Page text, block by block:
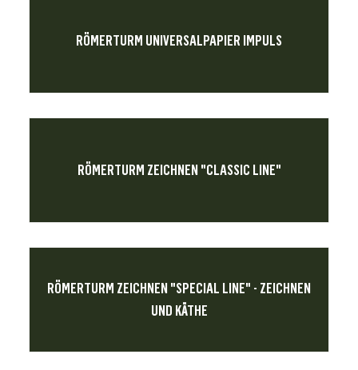
RÖMERTURM UNIVERSALPAPIER IMPULS
RÖMERTURM ZEICHNEN "CLASSIC LINE"
RÖMERTURM ZEICHNEN "SPECIAL LINE" - ZEICHNEN
UND KÄTHE